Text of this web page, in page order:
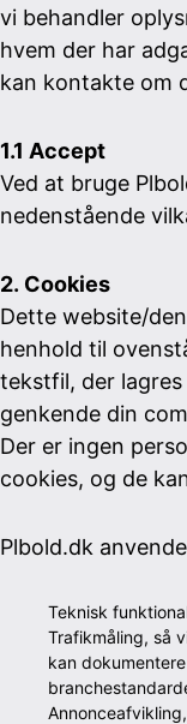
vi behandler
hvem der har
kan kontakte om
1.1 Accept
Ved at bruge
nedenstående
2. Cookies
Dette website/
henhold til
tekstfil, der
genkende din
Der er ingen
cookies, og de
Plbold.dk
Teknisk
Trafikmåling, så
kan